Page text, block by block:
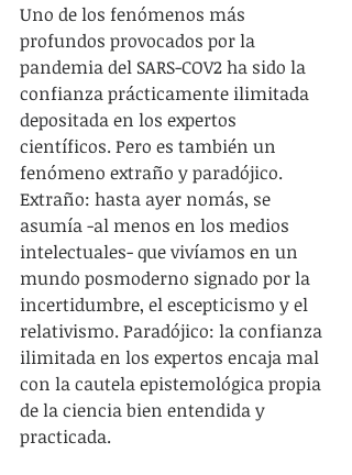
Uno de los fenómenos más
profundos provocados por la
pandemia del SARS-COV2 ha sido la
confianza prácticamente ilimitada
depositada en los expertos
científicos. Pero es también un
fenómeno extraño y paradójico.
Extraño: hasta ayer nomás, se
asumía -al menos en los medios
intelectuales- que vivíamos en un
mundo posmoderno signado por la
incertidumbre, el escepticismo y el
relativismo. Paradójico: la confianza
ilimitada en los expertos encaja mal
con la cautela epistemológica propia
de la ciencia bien entendida y
practicada.